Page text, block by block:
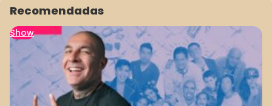
Recomendadas
Show